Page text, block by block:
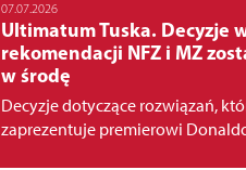
07.07.2026
Ultimatum Tuska. Decyzje
rekomendacji NFZ i MZ
w środę
Decyzje dotyczące rozwiązań,
zaprezentuje premierowi